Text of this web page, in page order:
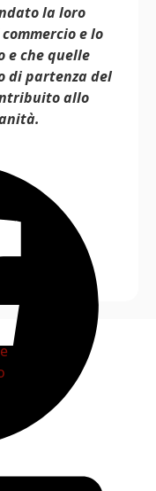
la loro
e lo
e che quelle
di partenza del
allo